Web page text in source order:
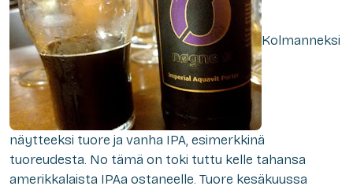
Kolmanneksi
näytteeksi tuore ja vanha IPA, esimerkkinä
tuoreudesta. No tämä on toki tuttu kelle tahansa
amerikkalaista IPAa ostaneelle. Tuore kesäkuussa